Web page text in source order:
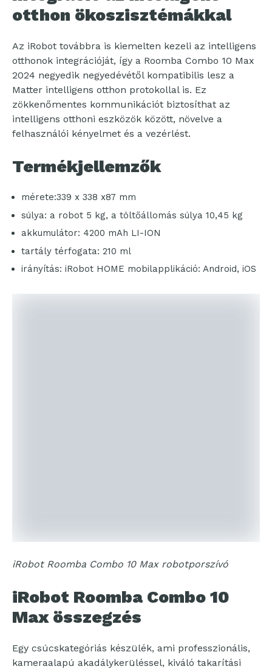
otthon ökoszisztémákkal
Az iRobot továbbra is kiemelten kezeli az intelligens
otthonok integrációját, így a Roomba Combo 10 Max
2024 negyedik negyedévétől kompatibilis lesz a
Matter intelligens otthon protokollal is. Ez
zökkenőmentes kommunikációt biztosíthat az
intelligens otthoni eszközök között, növelve a
felhasználói kényelmet és a vezérlést.
Termékjellemzők
mérete:339 x 338 x87 mm
súlya: a robot 5 kg, a töltőállomás súlya 10,45 kg
akkumulátor: 4200 mAh LI-ION
tartály térfogata: 210 ml
irányítás: iRobot HOME mobilapplikáció: Android, iOS
iRobot Roomba Combo 10 Max robotporszívó
iRobot Roomba Combo 10
Max összegzés
Egy csúcskategóriás készülék, ami professzionális,
kameraalapú akadálykerüléssel, kiváló takarítási